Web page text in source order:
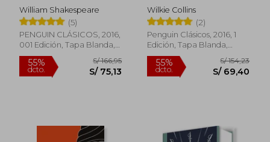
William Shakespeare
(5)
PENGUIN CLÁSICOS, 2016,
001 Edición, Tapa Blanda,
Nuevo
Wilkie Collins
(2)
Penguin Clásicos, 2016, 1
Edición, Tapa Blanda,
Nuevo